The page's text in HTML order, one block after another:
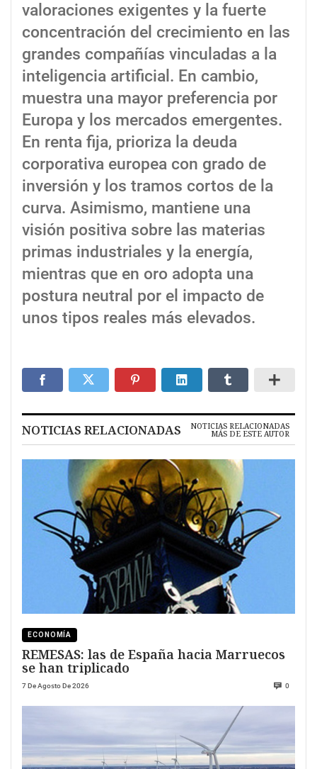
valoraciones exigentes y la fuerte
concentración del crecimiento en las
grandes compañías vinculadas a la
inteligencia artificial. En cambio,
muestra una mayor preferencia por
Europa y los mercados emergentes.
En renta fija, prioriza la deuda
corporativa europea con grado de
inversión y los tramos cortos de la
curva. Asimismo, mantiene una
visión positiva sobre las materias
primas industriales y la energía,
mientras que en oro adopta una
postura neutral por el impacto de
unos tipos reales más elevados.
NOTICIAS RELACIONADAS NOTICIAS RELACIONADAS
MÁS DE ESTE AUTOR
ECONOMÍA
REMESAS: las de España hacia Marruecos
se han triplicado
7 De Agosto De 2026 0